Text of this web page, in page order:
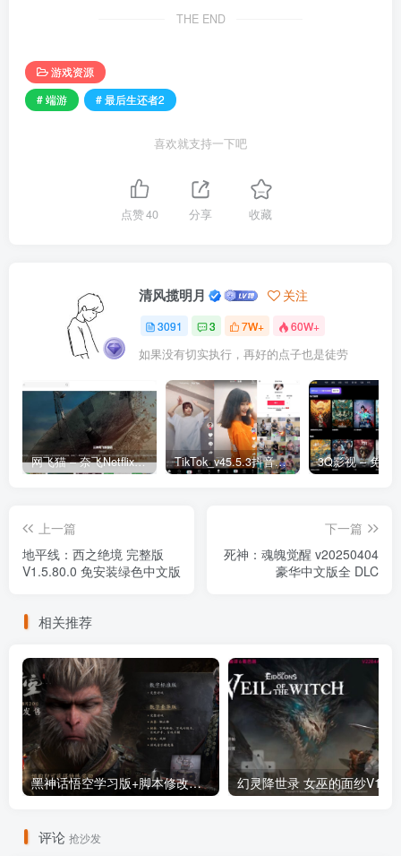
THE END
游戏资源
# 端游
# 最后生还者2
喜欢就支持一下吧
点赞40 分享 收藏
清风揽明月 关注
3091 3 7W+ 60W+
如果没有切实执行，再好的点子也是徒劳
网飞猫 – 奈飞Netflix免费看 TikTok_v45.5.3抖音国际版_免拔卡解锁全球版
上一篇
地平线：西之绝境 完整版
V1.5.80.0 免安装绿色中文版
下一篇
死神：魂魄觉醒 v20250404
豪华中文版全 DLC
相关推荐
黑神话悟空学习版+脚本修改器+加综合资料 最新版
评论 抢沙发